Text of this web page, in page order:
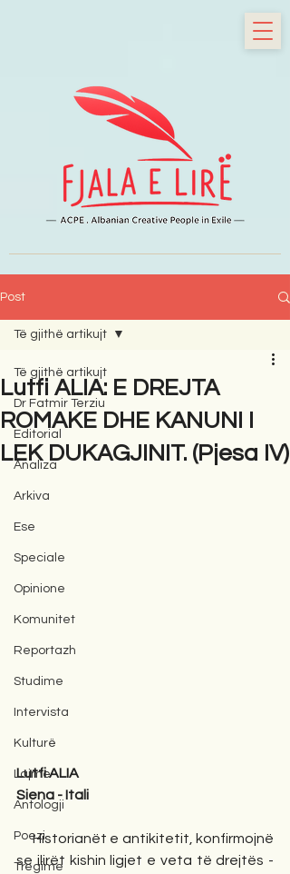
Post
Të gjithë artikujt
Dr Fatmir Terziu
Editorial
Analiza
Arkiva
Ese
Speciale
Opinione
Komunitet
Reportazh
Studime
Intervista
Kulturë
Lajme
Antologji
Poezi
Tregime
Të gjithë artikujt
Lutfi ALIA: E DREJTA
ROMAKE DHE KANUNI I
LEK DUKAGJINIT. (Pjesa IV)
Lutfi ALIA
Siena - Itali
Historianët e antikitetit, konfirmojnë